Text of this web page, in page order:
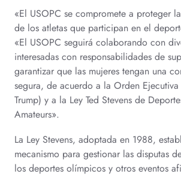
«El USOPC se compromete a proteger
de los atletas que participan en el
«El USOPC seguirá colaborando con
interesadas con responsabilidades de
garantizar que las mujeres tengan una
segura, de acuerdo a la Orden
Trump) y a la Ley Ted Stevens de
Amateurs».
La Ley Stevens, adoptada en 1988,
mecanismo para gestionar las disputas
los deportes olímpicos y otros eventos